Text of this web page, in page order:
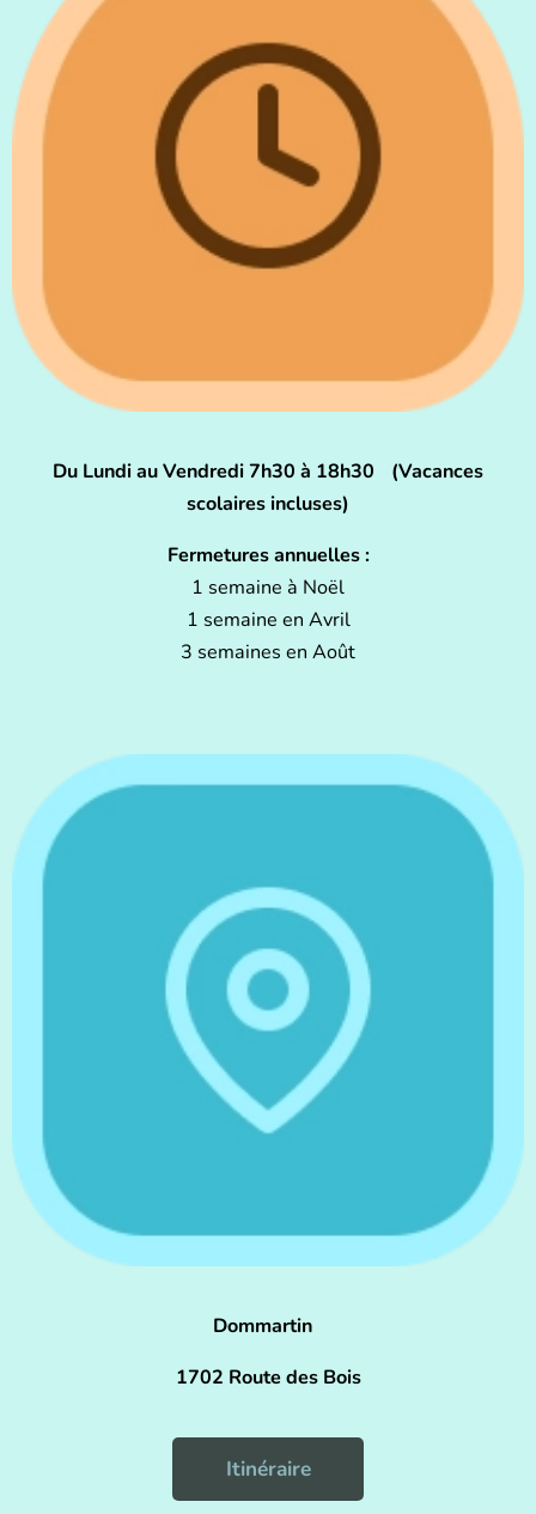
Du Lundi au Vendredi 7h30 à 18h30 (Vacances
scolaires incluses)
Fermetures annuelles :
1 semaine à Noël
1 semaine en Avril
3 semaines en Août
Dommartin
1702 Route des Bois
Itinéraire